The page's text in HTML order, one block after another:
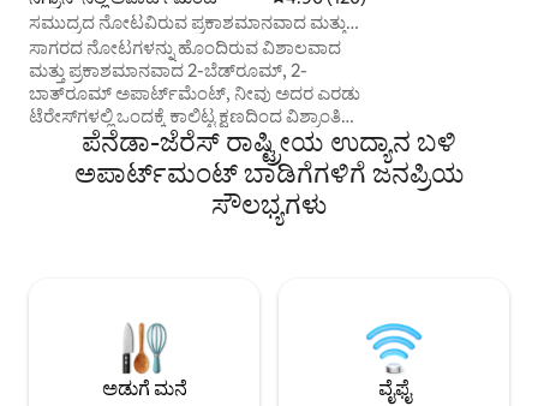
ಸಮುದ್ರದ ನೋಟವಿರುವ ಪ್ರಕಾಶಮಾನವಾದ ಮತ್ತು
ವಿಶಾಲವಾದ ಅಪಾರ್ಟ್‌ಮೆಂಟ್
ಸಾಗರದ ನೋಟಗಳನ್ನು ಹೊಂದಿರುವ ವಿಶಾಲವಾದ
ಮತ್ತು ಪ್ರಕಾಶಮಾನವಾದ 2-ಬೆಡ್‌ರೂಮ್, 2-
ಬಾತ್‌ರೂಮ್ ಅಪಾರ್ಟ್‌ಮೆಂಟ್, ನೀವು ಅದರ ಎರಡು
ಟೆರೇಸ್‌ಗಳಲ್ಲಿ ಒಂದಕ್ಕೆ ಕಾಲಿಟ್ಟ ಕ್ಷಣದಿಂದ ವಿಶ್ರಾಂತಿ
ಪಡೆಯಲು ನಿಮ್ಮನ್ನು ಆಹ್ವಾನಿಸುತ್ತದೆ 🌊✨
ಕಡಲತೀರದಿಂದ ಕೇವಲ 20 ನಿಮಿಷಗಳ ನಡಿಗೆ ಮತ್ತು
ಡೌನ್‌ಟೌನ್ ನಿಗ್ರಾನ್‌ನಿಂದ 5 ನಿಮಿಷಗಳ ನಡಿಗೆ
ದೂರದಲ್ಲಿದೆ, ಎಲ್ಲಾ ಸೌಕರ್ಯಗಳು ಹತ್ತಿರದಲ್ಲಿವೆ.
ಜೊತೆಗೆ, ಇದು ವಿಗೊದಿಂದ 10 ಕಿ.ಮೀ. ದೂರದಲ್ಲಿದೆ,
ಪಡೆಯಲು ಮತ್ತು ಕರಾವಳಿಯನ್ನು ಆನಂದಿಸಲು
ಸೂಕ್ತವಾಗಿದೆ. 🎁 ಸ್ವಾಗತ ಉಡುಗೊರೆಯನ್ನು
ಪೆನೆಡಾ-ಜೆರೆಸ್ ರಾಷ್ಟ್ರೀಯ ಉದ್ಯಾನ ಬಳಿ
ಅಪಾರ್ಟ್‌ಮಂಟ್ ಬಾಡಿಗೆಗಳಿಗೆ ಜನಪ್ರಿಯ
ಸೌಲಭ್ಯಗಳು
ಅಡುಗೆ ಮನೆ ವೈಫೈ